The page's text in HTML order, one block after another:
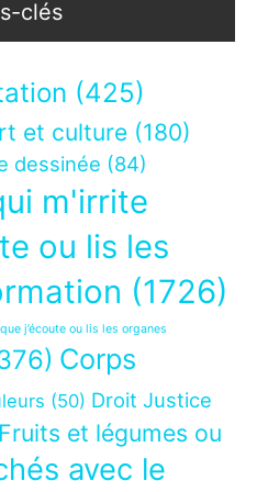
clés
(425)
et culture (180)
dessinée (84)
m'irrite
ou lis les
(1726)
j’écoute ou lis les organes
Corps
(50) Droit Justice
Fruits et légumes ou
avec le